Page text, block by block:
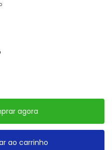
agora
ao carrinho